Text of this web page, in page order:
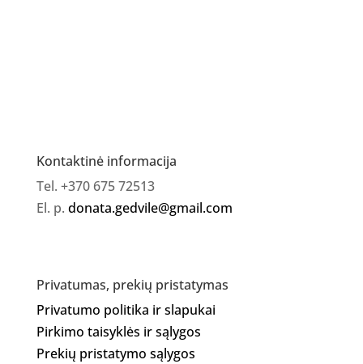
Kontaktinė informacija
Tel. +370 675 72513
El. p. donata.gedvile@gmail.com
Privatumas, prekių pristatymas
Privatumo politika ir slapukai
Pirkimo taisyklės ir sąlygos
Prekių pristatymo sąlygos